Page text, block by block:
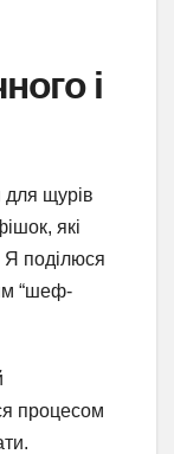
і
для щурів
які
Я поділюся
“шеф-
процесом